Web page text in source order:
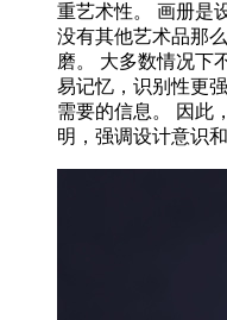
重艺术性。 画册是
没有其他艺术品那
磨。 大多数情况下
易记忆，识别性更
需要的信息。 因此
明，强调设计意识